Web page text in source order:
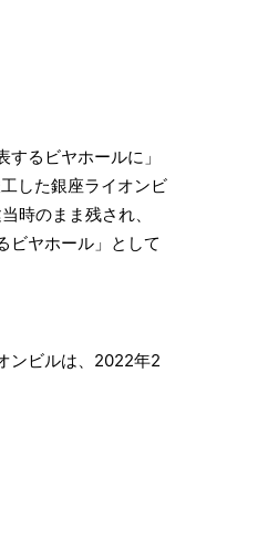
るビヤホールに」
した銀座ライオンビ
時のまま残され、
ビヤホール」として
ンビルは、2022年2